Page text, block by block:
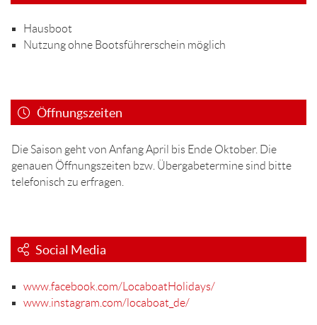
Hausboot
Nutzung ohne Bootsführerschein möglich
Öffnungszeiten
Die Saison geht von Anfang April bis Ende Oktober. Die
genauen Öffnungszeiten bzw. Übergabetermine sind bitte
telefonisch zu erfragen.
Social Media
www.facebook.com/LocaboatHolidays/
www.instagram.com/locaboat_de/